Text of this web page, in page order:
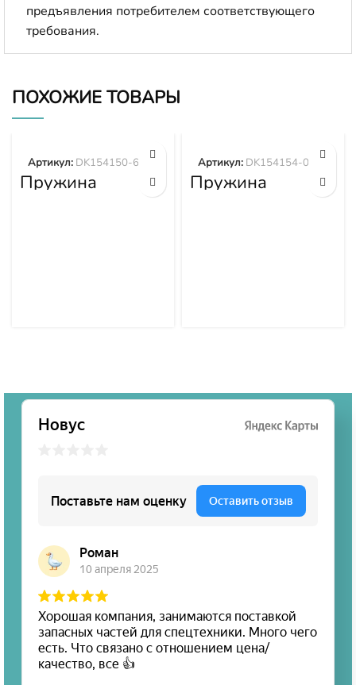
предъявления потребителем соответствующего
требования.
ПОХОЖИЕ ТОВАРЫ
Пружина
DK154150-6400
Артикул: DK154150-6400
Пружина
DK154154-0701
Артикул: DK154154-0701